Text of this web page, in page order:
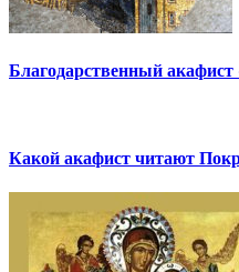
Благодарственный акафист
Какой акафист читают